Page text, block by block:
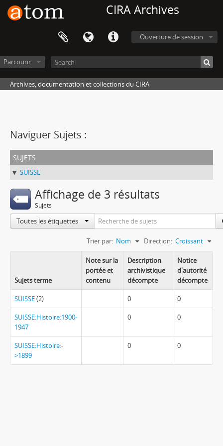
CIRA Archives
Ouverture de session
Parcourir
Archives, documentation et collections du CIRA
Naviguer Sujets :
sujets
SUISSE
Affichage de 3 résultats
Sujets
Toutes les étiquettes
Trier par: Nom Direction: Croissant
Sujets terme
Note sur la
portée et
contenu
Description
archivistique
décompte
Notice
d'autorité
décompte
SUISSE(2) 0 0
SUISSE:Histoire:1900-
1947
0 0
SUISSE:Histoire:-
>1899
0 0